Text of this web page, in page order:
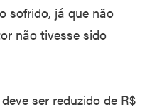
sofrido, já que não
não tivesse sido
ser reduzido de R$